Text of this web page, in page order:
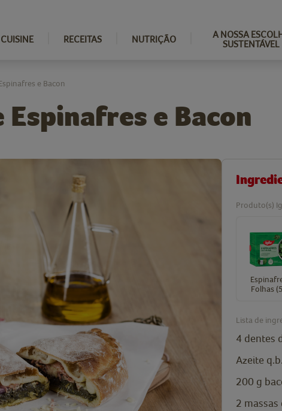
RECEITAS NUTRIÇÃO
A NOSSA
SUSTENTÁVEL
Espinafres e Bacon
e Bacon
Produto(s)
Folhas
Lista de
4 dentes
Azeite q.b.
200 g
2 massas